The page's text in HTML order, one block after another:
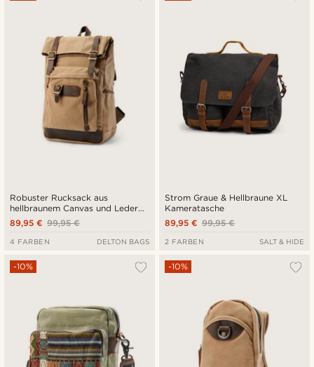
Robuster Rucksack aus
hellbraunem Canvas und Leder
im Vintage-Stil
99,95 €
89,95 €
4 FARBEN DELTON BAGS
Strom Graue & Hellbraune XL
Kameratasche
99,95 €
89,95 €
2 FARBEN SALT & HIDE
-10% -10%